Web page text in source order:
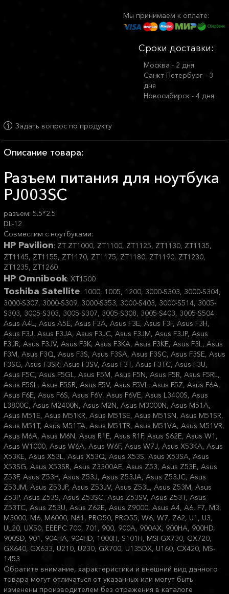
Мы принимаем к оплате:
Сроки доставки:
Москва - 2 дня
Санкт-Петербург - 3
дня
Новосибирск - 4 дня
Задать вопрос по продукту
Описание товара:
Разъем питания для ноутбука
PJ003SC
разъем: 5.5*2.5
DL-12
Совместим с ноутбуками:
HP Pavilion: ZT ZT1000, ZT1100, ZT1125, ZT1130, ZT1135,
ZT1145, ZT1155, ZT1170, ZT1175, ZT1180, ZT1190, ZT1230,
ZT1235, ZT1260
HP Omnibook: XT1500
Toshiba Satellite: 1000, 1005, 1200, 3000-S303, 3000-S304,
3000-S307, 3000-S309, 3000-S353, 3000-S403, 3000-S514, 3005-
S303, 3005-S303, 3005-S307, 3005-S308, 3005-S403, 3005-S504
Asus A4L, Asus A5E, Asus F3A, Asus F3E, Asus F3F, Asus F3H,
Asus F3J, Asus F3JA, Asus F3JC, Asus F3JM, Asus F3JP, Asus
F3JR, Asus F3JV, Asus F3K, Asus F3KA, Asus F3KE, Asus F3L, Asus
F3M, Asus F3Q, Asus F3S, Asus F3SA, Asus F3SC, Asus F3SE, Asus
F3SG, Asus F3SR, Asus F3SV, Asus F3T, Asus F3TC, Asus F3U,
Asus F5C, Asus F5GL, Asus F5M, Asus F5N, Asus F5R, Asus F5RL,
Asus F5SL, Asus F5SR, Asus F5V, Asus F5VL, Asus F5Z, Asus F6A,
Asus F6E, Asus F6S, Asus F6V, Asus F6VE, Asus L3400S, Asus
L3800C, Asus M2400N, Asus M2N, Asus M3000N, Asus M51A,
Asus M51E, Asus M51KR, Asus M51SE, Asus M51SN, Asus M51SR,
Asus M51T, Asus M51TA, Asus M51TR, Asus M51VA, Asus M51VR,
Asus M6A, Asus M6N, Asus R1E, Asus R1F, Asus S62E, Asus W1,
Asus W1000, Asus W6A, Asus W6F, Asus W7J, Asus X53KA, Asus
X53KE, Asus X53L, Asus X53Q, Asus X53S, Asus X53SA, Asus
X53SG, Asus X53SR, Asus Z3300AE, Asus Z53, Asus Z53E, Asus
Z53F, Asus Z53H, Asus Z53J, Asus Z53JA, Asus Z53JC, Asus
Z53JM, Asus Z53JP, Asus Z53JV, Asus Z53L, Asus Z53M, Asus
Z53P, Asus Z53S, Asus Z53SC, Asus Z53SV, Asus Z53T, Asus
Z53TC, Asus Z53U, Asus Z62E, Asus Z9000, Asus A4, A6, F7, M3,
M3000, M6, M6000, N61, PRO50, PRO55, W6, W7, Z62, U1, U3,
UL20, UX50, EEEPC 700, 701, 900, 900A, 900AX, 900HA, 900HD,
900SD, 901, 904HA, 904HD, 1000H, S101H, MSI GX730, GX720,
GX640, GX633, U210, U230, GX700, U135DX, U160, CX420, MS-
1453
Обратите внимание, характеристики и внешний вид данного
товара могут отличаться от указанных или могут быть
изменены производителем без отражения в каталоге